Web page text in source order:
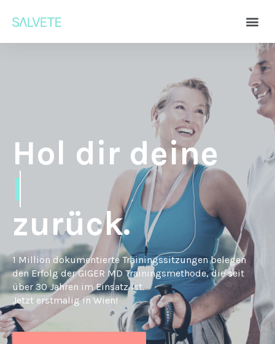
Hol dir deine
Beweglichkeit
zurück.
1 Million dokumentierte Trainingssitzungen belegen
den Erfolg der GIGER MD Trainingsmethode, die seit
über 30 Jahren im Einsatz ist.
Jetzt erstmalig in Wien!